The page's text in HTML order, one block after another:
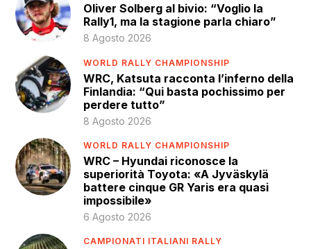
Oliver Solberg al bivio: “Voglio la
Rally1, ma la stagione parla chiaro”
8 Agosto 2026
WORLD RALLY CHAMPIONSHIP
WRC, Katsuta racconta l’inferno della
Finlandia: “Qui basta pochissimo per
perdere tutto”
8 Agosto 2026
WORLD RALLY CHAMPIONSHIP
WRC – Hyundai riconosce la
superiorità Toyota: «A Jyväskylä
battere cinque GR Yaris era quasi
impossibile»
6 Agosto 2026
CAMPIONATI ITALIANI RALLY